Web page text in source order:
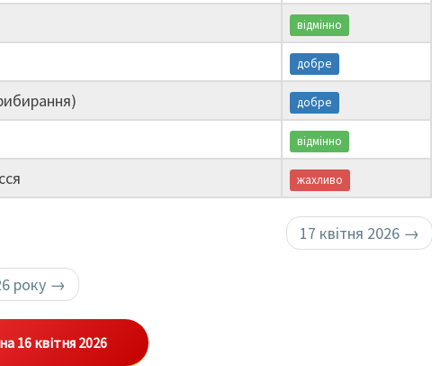
відмінно
добре
добре
відмінно
жахливо
17 квітня 2026 →
року →
16 квітня 2026